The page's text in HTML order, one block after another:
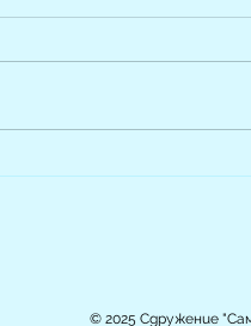
© 2025 Сдружение